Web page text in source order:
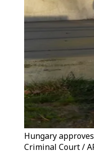
Hungary
Criminal Court /